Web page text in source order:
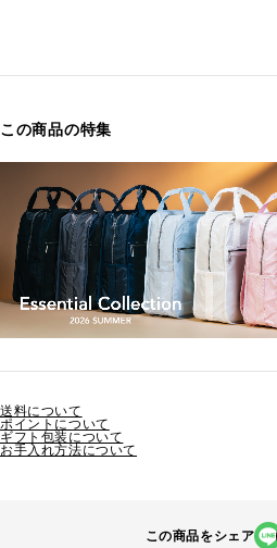
この商品の特集
送料について
ポイントについて
ギフト包装について
お手入れ方法について
この商品をシェア